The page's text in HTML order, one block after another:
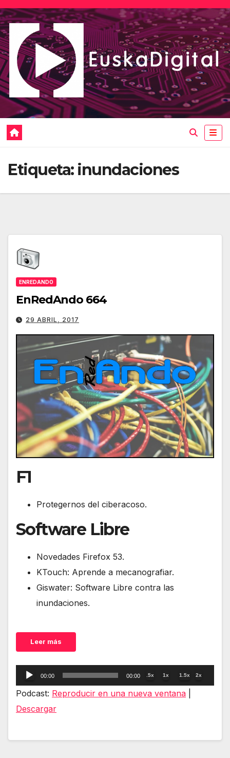
Saltar
al
contenido
Etiqueta: inundaciones
ENREDANDO
EnRedAndo 664
29 ABRIL, 2017
F1
Protegernos del ciberacoso.
Software Libre
Novedades Firefox 53.
KTouch: Aprende a mecanografiar.
Giswater: Software Libre contra las
inundaciones.
Leer más
Reproductor
de
00:00 00:00 .5x 1x 1.5x 2x
Podcast: Reproducir en una nueva ventana
Descargar